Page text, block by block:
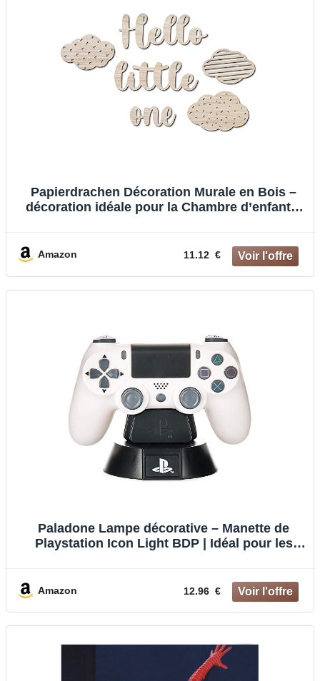
Papierdrachen Décoration Murale en Bois –
décoration idéale pour la Chambre d’enfant –
Amazon 11.12 €
Paladone Lampe décorative – Manette de
Playstation Icon Light BDP | Idéal pour les
Multicolore
Amazon 12.96 €